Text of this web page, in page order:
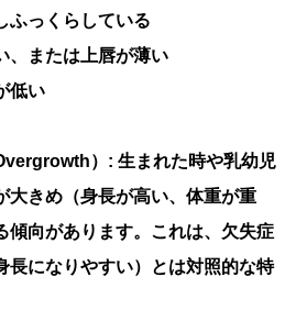
ふっくらしている
、または上唇が薄い
低い
）: 生まれた時や乳幼児
大きめ（身長が高い、体重が重
傾向があります。これは、欠失症
長になりやすい）とは対照的な特